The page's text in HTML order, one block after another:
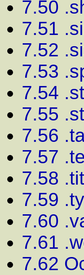
7.50
7.51
7.52
7.53
7.54
7.55
7.56
7.57
7.58
7.59
7.60
7.61
7.62